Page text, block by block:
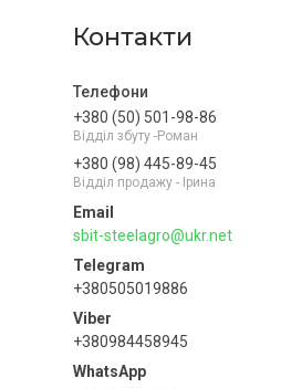
Контакти
+380 (50) 501-98-86
Відділ збуту -Роман
+380 (98) 445-89-45
Відділ продажу - Ірина
sbit-steelagro@ukr.net
+380505019886
+380984458945